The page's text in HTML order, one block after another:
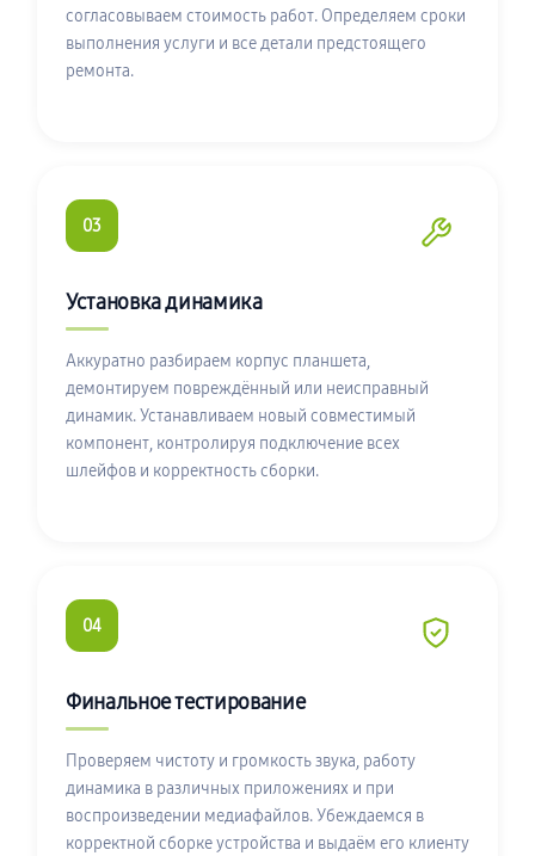
согласовываем стоимость работ. Определяем сроки
выполнения услуги и все детали предстоящего
ремонта.
03
Установка динамика
Аккуратно разбираем корпус планшета,
демонтируем повреждённый или неисправный
динамик. Устанавливаем новый совместимый
компонент, контролируя подключение всех
шлейфов и корректность сборки.
04
Финальное тестирование
Проверяем чистоту и громкость звука, работу
динамика в различных приложениях и при
воспроизведении медиафайлов. Убеждаемся в
корректной сборке устройства и выдаём его клиенту